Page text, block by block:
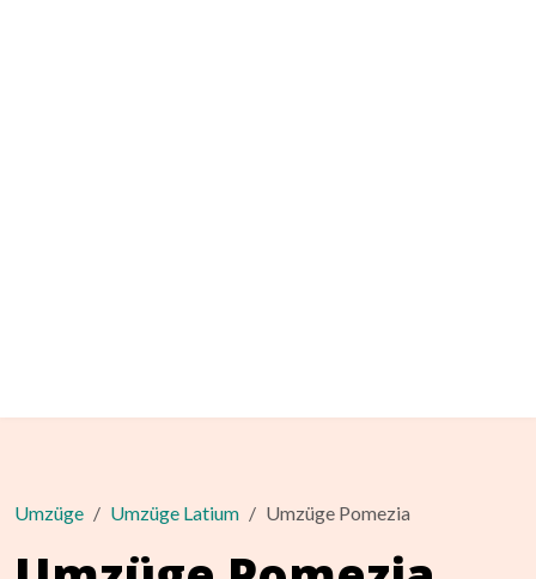
Umzüge Umzüge Latium Umzüge Pomezia